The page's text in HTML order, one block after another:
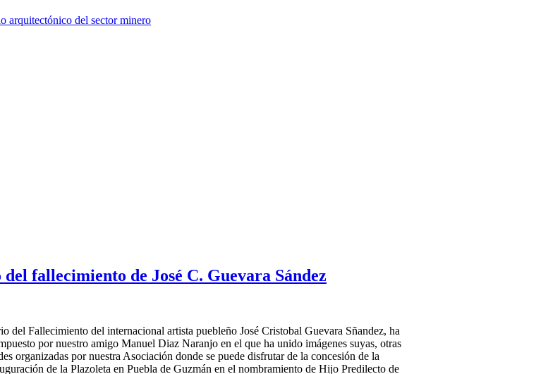
fallecimiento de José C. Guevara Sández
del Fallecimiento del internacional artista puebleño José Cristobal Guevara Sñandez, ha
por nuestro amigo Manuel Diaz Naranjo en el que ha unido imágenes suyas, otras
organizadas por nuestra Asociación donde se puede disfrutar de la concesión de la
de la Plazoleta en Puebla de Guzmán en el nombramiento de Hijo Predilecto de